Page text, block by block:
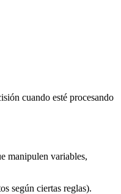
cuando esté procesando
manipulen variables,
según ciertas reglas).